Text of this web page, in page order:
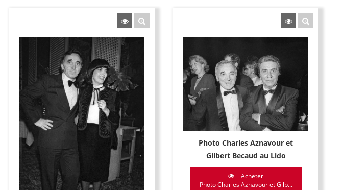
Photo Charles Aznavour et
Gilbert Becaud au Lido
Acheter
Photo Charles Aznavour et Gilb...